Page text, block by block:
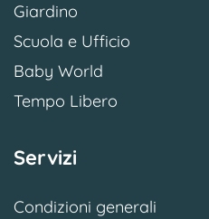
Giardino
Scuola e Ufficio
Baby World
Tempo Libero
Servizi
Condizioni generali